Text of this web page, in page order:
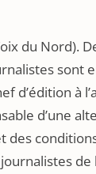
du Nord).
sont
à
d’une
de